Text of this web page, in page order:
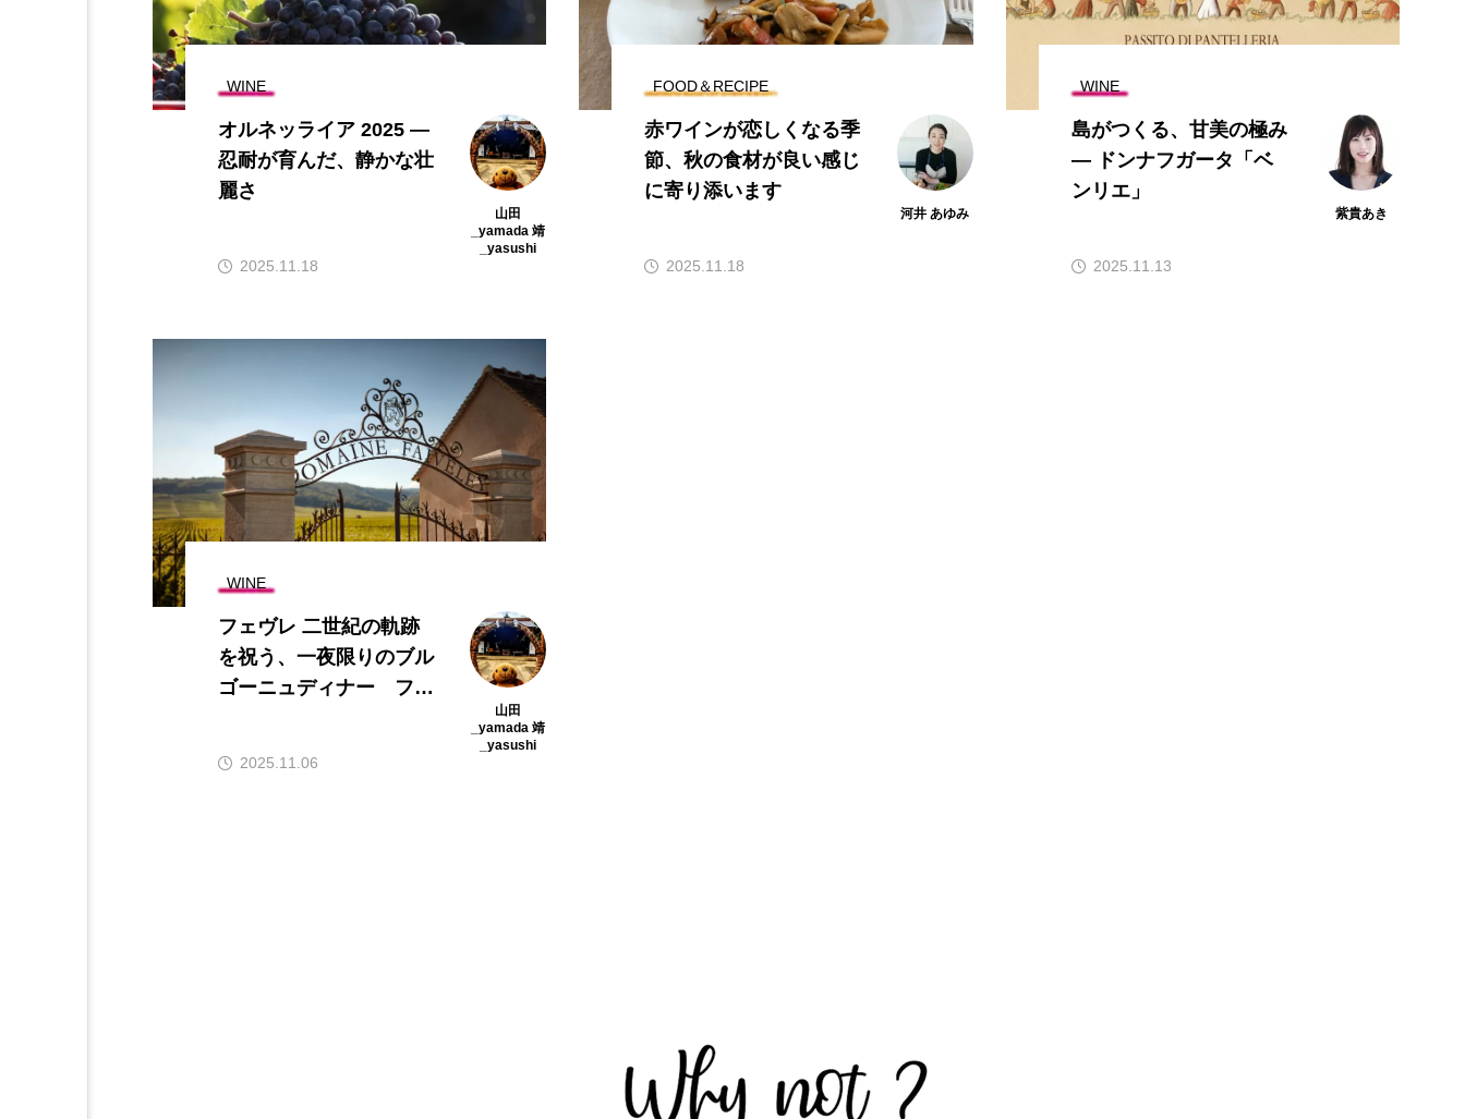
WINE
オルネッライア 2025 ―
忍耐が育んだ、静かな壮
麗さ
山田
_yamada 靖
_yasushi
2025.11.18
FOOD＆RECIPE
赤ワインが恋しくなる季
節、秋の食材が良い感じ
に寄り添います
河井 あゆみ
2025.11.18
WINE
島がつくる、甘美の極み
― ドンナフガータ「ベ
ンリエ」
紫貴あき
2025.11.13
WINE
フェヴレ 二世紀の軌跡
を祝う、一夜限りのブル
ゴーニュディナー フェ
山田
_yamada 靖
_yasushi
2025.11.06